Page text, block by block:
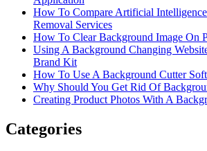
How To Compare Artificial
Removal Services
How To Clear Background Image On
Using A Background Changing
Brand Kit
How To Use A Background Cutter
Why Should You Get Rid Of
Creating Product Photos With A
Categories